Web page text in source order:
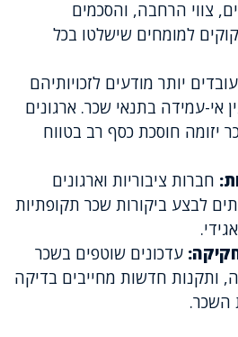
צווי הרחבה, והסכמים
למומחים שישלטו בכל
עובדים יותר מודעים לזכויותיהם
אי-עמידה בתנאי שכר. ארגונים
יזומה חוסכת כסף רב בטווח
חברות ציבוריות וארגונים
לבצע ביקורות שכר תקופתיות
עדכונים שוטפים בשכר
ותקנות חדשות מחייבים בדיקה
השכר.